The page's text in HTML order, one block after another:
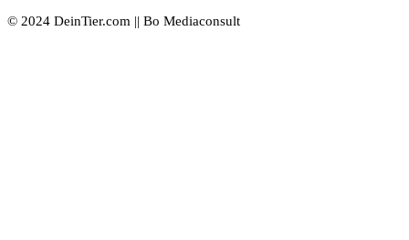
© 2024 DeinTier.com || Bo Mediaconsult